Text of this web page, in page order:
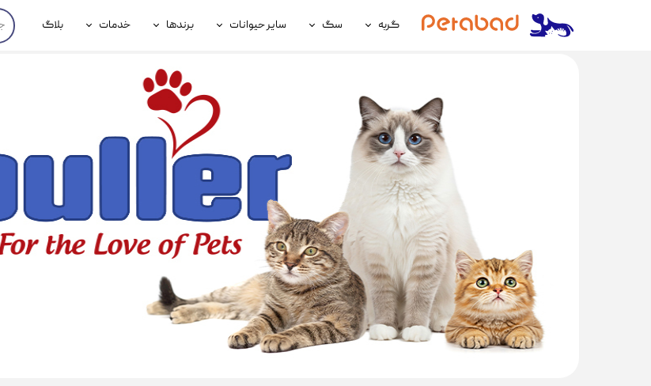
گربه
لوازم نگهداری گربه
سلامتی گربه
آرایشی و بهداشتی گربه
سگ
آرایشی و بهداشتی سگ
سایر حیوانات
محصولات جوندگان
محصولات آبزیان
برندها
رویال کنین
برند رفلکس(Reflex)
بیفار
رولی
شایر
گورمت
نیناپت
خدمات بلاگ